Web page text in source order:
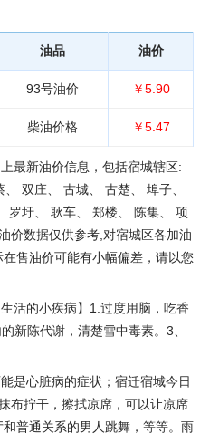
油品 油价
93号油价 ￥5.90
柴油价格 ￥5.47
最新油价信息，包括宿城辖区:
双庄、 古城、 古楚、 埠子、
罗圩、 耿车、 郑楼、 陈集、 项
价数据仅供参考,对宿城区各加油
售油价可能有小幅偏差，请以您
活的小疾病】1.过度用脑，吃香
新陈代谢，清楚雪中毒素。3、
是心脏病的症状；宿迁宿城今日
布拧干，擦拭凉席，可以让凉席
普通关系的男人跳舞，等等。雨